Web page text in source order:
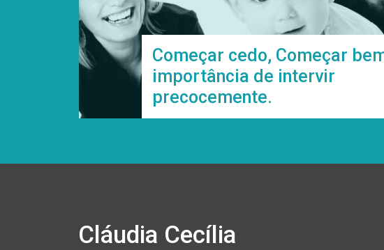
Começar cedo, Começar
importância de intervir
precocemente.
Cláudia Cecília